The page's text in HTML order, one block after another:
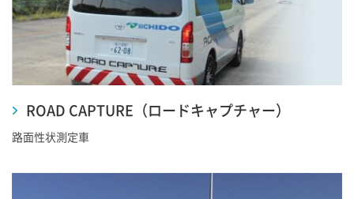
ROAD CAPTURE（ロードキャプチャー）
路面性状測定車